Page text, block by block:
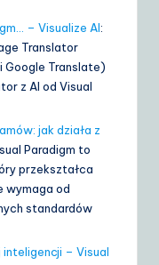
– Visualize AI:
Translator
Google Translate)
z AI od Visual
jak działa z
Paradigm to
przekształca
wymaga od
standardów
– Visual